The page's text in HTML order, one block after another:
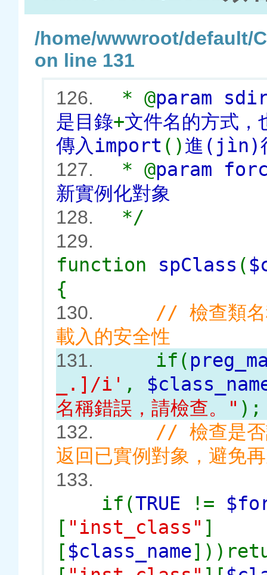
/home/wwwroot/default/
on line 131
126.
* @param sdir
是目錄+文件名的方式
傳入import ()進(jìn)
127. * @param
新實例化對象
128. */
129.
function spClass (
{
130.
// 檢查類名
載入的安全性
131. if(
_.]/i' ,
名稱錯誤，請檢查。" );
132.
// 檢查是否
返回已實例對象，避
133.
if(TRUE !=
[ "inst_class" ]
[ $class_name